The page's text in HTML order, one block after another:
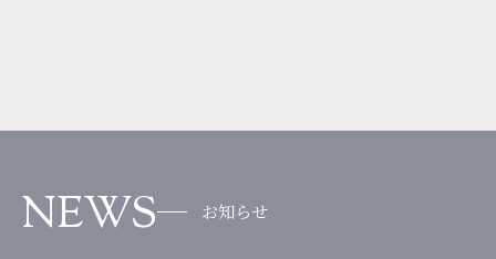
NEWS お知らせ